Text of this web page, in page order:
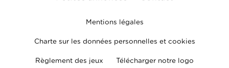
Mentions légales
Charte sur les données personnelles et cookies
Règlement des jeux Télécharger notre logo